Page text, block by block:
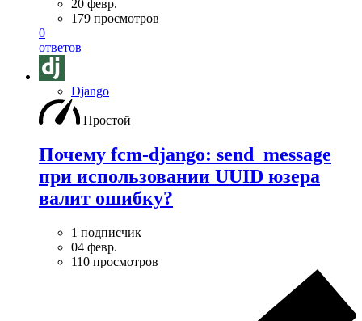
20 февр.
179 просмотров
0
ответов
Django
Простой
Почему fcm-django: send_message
при использовании UUID юзера
валит ошибку?
1 подписчик
04 февр.
110 просмотров